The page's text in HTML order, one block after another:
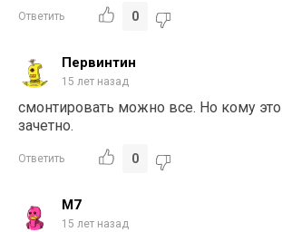
Ответить 0
Первинтин
15 лет назад
смонтировать можно все. Но кому
зачетно.
Ответить 0
M7
15 лет назад